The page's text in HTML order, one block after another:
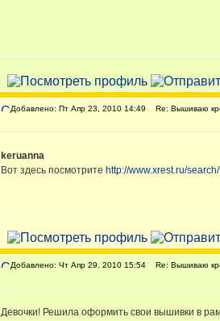
Добавлено: Пт Апр 23, 2010 14:49 Re: Вышиваю
keruanna
Вот здесь посмотрите http://www.xrest.ru/
Добавлено: Чт Апр 29, 2010 15:54 Re: Вышиваю
Девочки! Решила оформить свои вышивки в